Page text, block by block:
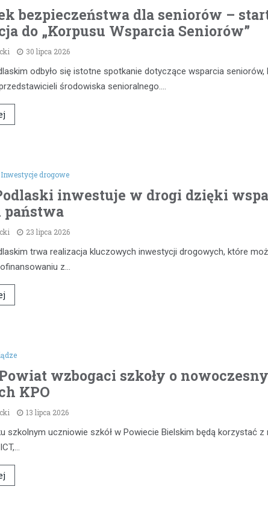
bezpieczeństwa dla seniorów –
do „Korpusu Wsparcia Seniorów”
30 lipca 2026
odbyło się istotne spotkanie dotyczące wsparcia seniorów,
środowiska senioralnego.…
Inwestycje drogowe
inwestuje w drogi dzięki
państwa
23 lipca 2026
trwa realizacja kluczowych inwestycji drogowych, które
z…
wzbogaci szkoły o
KPO
13 lipca 2026
szkolnym uczniowie szkół w Powiecie Bielskim będą korzystać